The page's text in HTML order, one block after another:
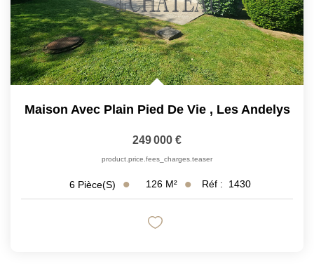
Maison Avec Plain Pied De Vie , Les Andelys
249 000 €
product.price.fees_charges.teaser
6 Pièce(s) 126 M² Réf : 1430